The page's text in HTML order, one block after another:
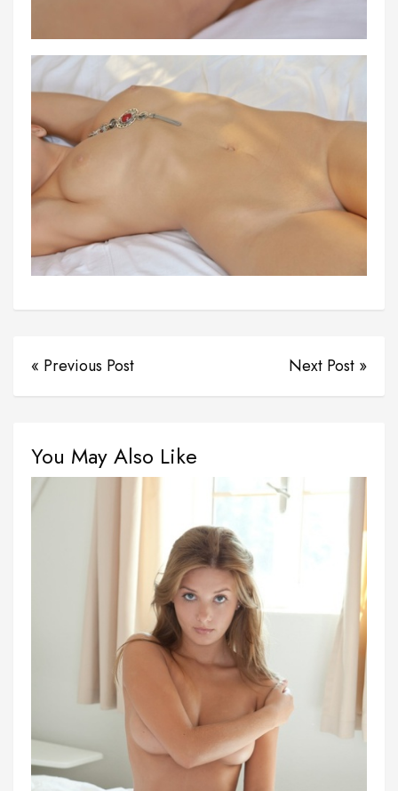
« Previous Post Next Post »
You May Also Like